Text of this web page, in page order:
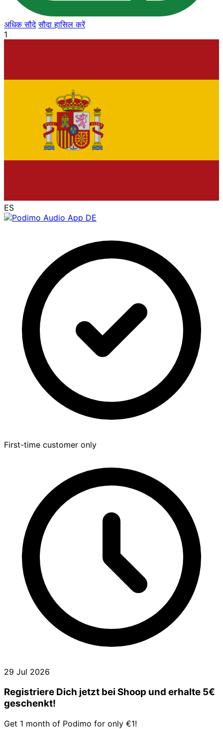
अधिक सौदे सौदा हासिल करें
1
ES
First-time customer only
29 Jul 2026
Registriere Dich jetzt bei Shoop und erhalte 5€
geschenkt!
Get 1 month of Podimo for only €1!